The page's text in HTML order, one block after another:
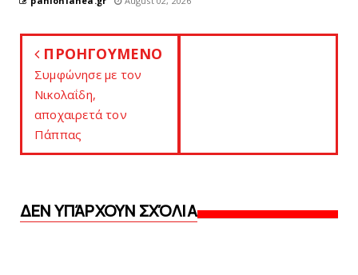
ΠΡΟΗΓΟΥΜΕΝΟ
Συμφώνησε με τον
Nικολαΐδη,
αποχαιρετά τον
Πάππας
ΔΕΝ ΥΠΆΡΧΟΥΝ ΣΧΌΛΙΑ